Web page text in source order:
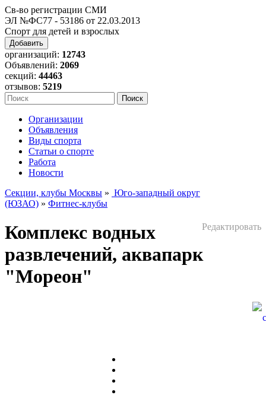
Св-во регистрации СМИ
ЭЛ №ФС77 - 53186 от 22.03.2013
Спорт для детей и взрослых
Добавить
организаций: 12743
Объявлений: 2069
секций: 44463
отзывов: 5219
Организации
Объявления
Виды спорта
Статьи о спорте
Работа
Новости
Секции, клубы Москвы » Юго-западный округ
(ЮЗАО) » Фитнес-клубы
Редактировать
Комплекс водных
развлечений, аквапарк
"Мореон"